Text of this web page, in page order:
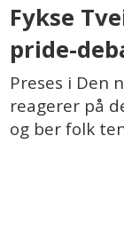
Fykse
pride-
Preses i Den
reagerer på
og ber folk